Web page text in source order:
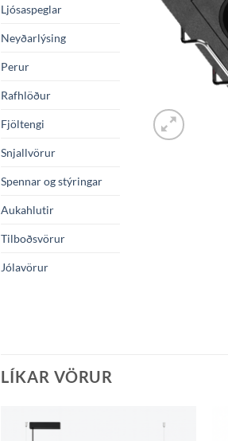
Ljósaspeglar
Neyðarlýsing
Perur
Rafhlöður
Fjöltengi
Snjallvörur
Spennar og stýringar
Aukahlutir
Tilboðsvörur
Jólavörur
LÍKAR VÖRUR